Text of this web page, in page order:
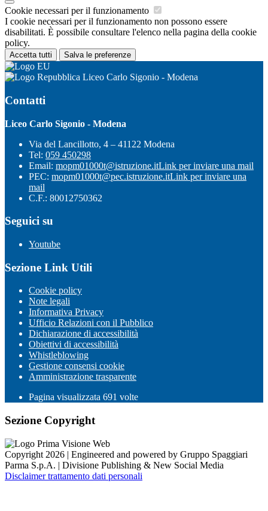
Cookie necessari per il funzionamento
I cookie necessari per il funzionamento non possono essere
disabilitati. È possibile consultare l'elenco nella pagina della cookie
policy.
Accetta tutti Salva le preferenze
Liceo Carlo Sigonio - Modena
Contatti
Liceo Carlo Sigonio - Modena
Via del Lancillotto, 4 – 41122 Modena
Tel: 059 450298
Email: mopm01000t@istruzione.itLink per inviare una mail
PEC: mopm01000t@pec.istruzione.itLink per inviare una
mail
C.F.: 80012750362
Seguici su
Youtube
Sezione Link Utili
Cookie policy
Note legali
Informativa Privacy
Ufficio Relazioni con il Pubblico
Dichiarazione di accessibilità
Obiettivi di accessibilità
Whistleblowing
Gestione consensi cookie
Amministrazione trasparente
Pagina visualizzata 691 volte
Sezione Copyright
Copyright 2026 | Engineered and powered by Gruppo Spaggiari
Parma S.p.A. | Divisione Publishing & New Social Media
Disclaimer trattamento dati personali